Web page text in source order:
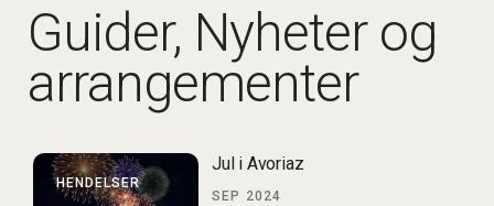
Guider, Nyheter og
arrangementer
HENDELSER
Jul i Avoriaz
SEP 2024